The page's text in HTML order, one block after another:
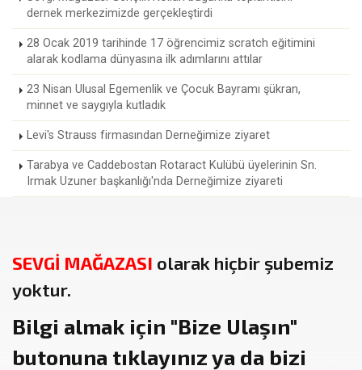
dernek merkezimizde gerçekleştirdi
28 Ocak 2019 tarihinde 17 öğrencimiz scratch eğitimini
alarak kodlama dünyasına ilk adımlarını attılar
23 Nisan Ulusal Egemenlik ve Çocuk Bayramı şükran,
minnet ve saygıyla kutladık
Levi's Strauss firmasından Derneğimize ziyaret
Tarabya ve Caddebostan Rotaract Kulübü üyelerinin Sn.
Irmak Uzuner başkanlığı'nda Derneğimize ziyareti
SEVGİ MAĞAZASI olarak hiçbir şubemiz
yoktur.
Bilgi almak için "Bize Ulaşın"
butonuna tıklayınız ya da bizi